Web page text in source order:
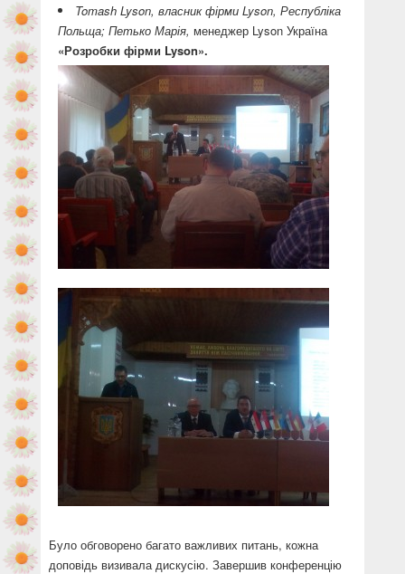
Tomash Lyson, власник фірми Lyson, Республіка
Польща; Петько Марія, менеджер Lyson Україна
«Розробки фірми Lyson».
Було обговорено багато важливих питань, кожна
доповідь визивала дискусію. Завершив конференцію